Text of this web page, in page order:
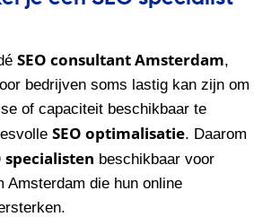
SEO consultant Amsterdam,
bedrijven soms lastig kan zijn om
of capaciteit beschikbaar te
SEO optimalisatie. Daarom
specialisten beschikbaar voor
Amsterdam die hun online